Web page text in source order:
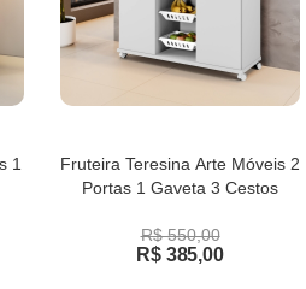
1
Fruteira Teresina Arte Móveis 2
Portas 1 Gaveta 3 Cestos
R$ 550,00
R$ 385,00